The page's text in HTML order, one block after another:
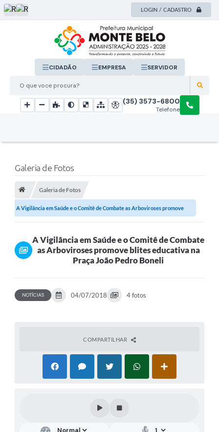
LOGIN / CADASTRO
O que voce procura?
CIDADÃO EMPRESA SERVIDOR
Telefone
(35) 3573-6800
Galeria de Fotos
Galeria de Fotos
A Vigilância em Saúde e o Comitê de Combate as Arboviroses promove
A Vigilância em Saúde e o Comitê de Combate
as Arboviroses promove blites educativa na
Praça João Pedro Boneli
NOTÍCIAS 04/07/2018 4 fotos
COMPARTILHAR